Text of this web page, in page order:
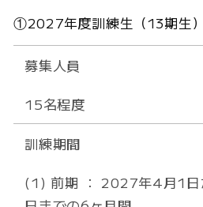
①2027年度訓練生（13期生
募集人員
15名程度
訓練期間
(1) 前期 ： 2027年4月1